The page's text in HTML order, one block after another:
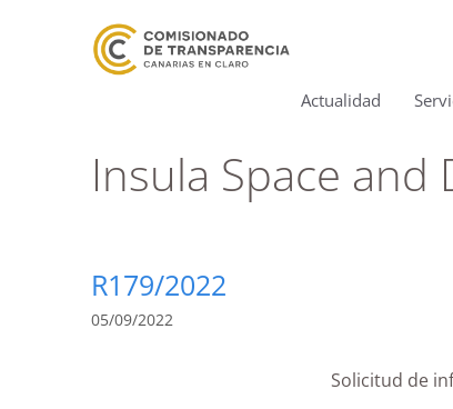
Actualidad
Insula Space and
R179/2022
05/09/2022
Solicitud de